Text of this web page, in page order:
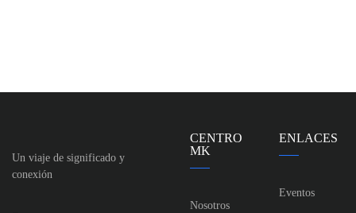
Un viaje de significado y
conexión
CENTRO
MK
Nosotros
ENLACES
Eventos